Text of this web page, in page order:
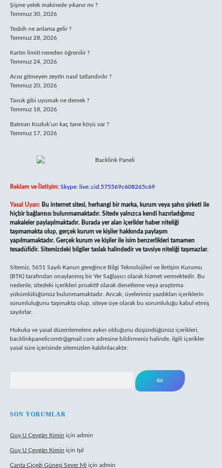
Şişme yelek makinede yıkanır mı ?
Temmuz 30, 2026
Tesbih ne anlama gelir ?
Temmuz 28, 2026
Kartın limiti nereden öğrenilir ?
Temmuz 24, 2026
Acısı gitmeyen zeytin nasıl tatlandırılır ?
Temmuz 20, 2026
Tavuk gibi uyumak ne demek ?
Temmuz 18, 2026
Batman Kozluk’un kaç tane köyü var ?
Temmuz 17, 2026
Reklam ve İletişim: Skype: live:.cid.575569c608265c69
Yasal Uyarı: Bu internet sitesi, herhangi bir marka, kurum veya şahıs şirketi ile
hiçbir bağlantısı bulunmamaktadır. Sitede yalnızca kendi hazırladığımız
makaleler paylaşılmaktadır. Burada yer alan içerikler haber niteliği
taşımamakta olup, gerçek kurum ve kişiler hakkında paylaşım
yapılmamaktadır. Gerçek kurum ve kişiler ile isim benzerlikleri tamamen
tesadüfidir. Sitemizdeki bilgiler taslak halindedir ve tavsiye niteliği taşımazlar.
Sitemiz, 5651 Sayılı Kanun gereğince Bilgi Teknolojileri ve İletişim Kurumu
(BTK) tarafından onaylanmış bir Yer Sağlayıcı olarak hizmet vermektedir. Bu
nedenle, sitedeki içerikleri proaktif olarak denetleme veya araştırma
yükümlülüğümüz bulunmamaktadır. Ancak, üyelerimiz yazdıkları içeriklerin
sorumluluğunu taşımakta olup, siteye üye olarak bu sorumluluğu kabul etmiş
sayılırlar.
Hukuka ve yasal düzenlemelere aykırı olduğunu düşündüğünüz içerikleri,
backlinkpanelicomtr@gmail.com adresine bildirmeniz halinde, ilgili içerikler
yasal süre içerisinde sitemizden kaldırılacaktır.
SON YORUMLAR
Guy U Çevgân Kimin için admin
Guy U Çevgân Kimin için Işıl
Çanta Çiçeği Güneşi Sever Mi için admin